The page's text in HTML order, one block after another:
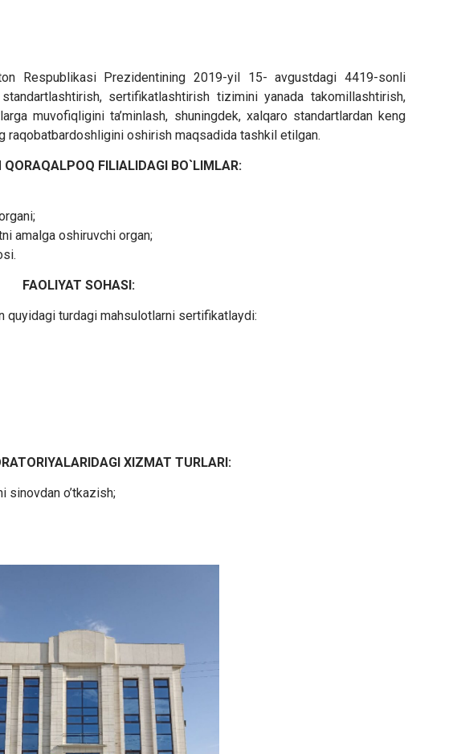
Respublikasi Prezidentining 2019-yil 15- avgustdagi 4419-sonli
sertifikatlashtirish tizimini yanada takomillashtirish,
muvofiqligini ta’minlash, shuningdek, xalqaro standartlardan keng
raqobatbardoshligini oshirish maqsadida tashkil etilgan.
FILIALIDAGI BO`LIMLAR:
amalga oshiruvchi organ;
FAOLIYAT SOHASI:
quyidagi turdagi mahsulotlarni sertifikatlaydi:
XIZMAT TURLARI:
sinovdan o’tkazish;